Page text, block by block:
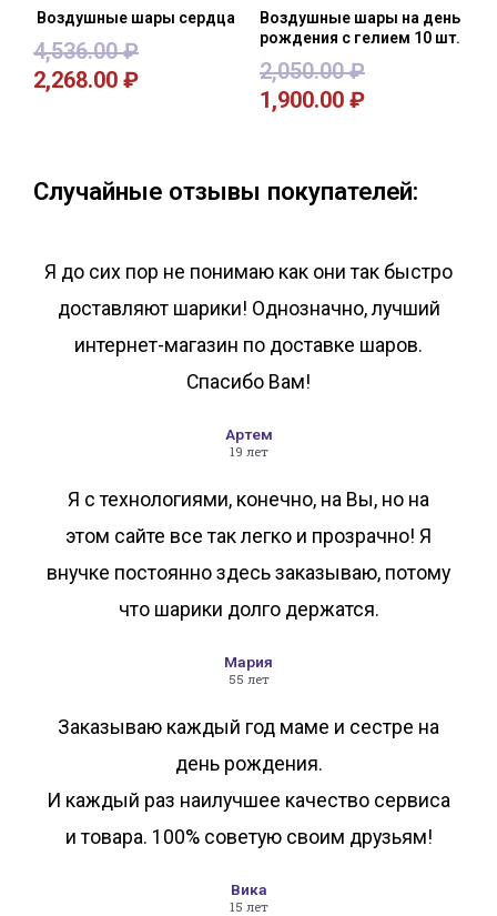
Воздушные шары сердца
4,536.00₽
2,268.00 ₽
Воздушные шары на день
рождения с гелием 10 шт.
2,050.00₽
1,900.00 ₽
Случайные отзывы покупателей:
Я до сих пор не понимаю как они так быстро
доставляют шарики! Однозначно, лучший
интернет-магазин по доставке шаров.
Спасибо Вам!
Артем
19 лет
Я с технологиями, конечно, на Вы, но на
этом сайте все так легко и прозрачно! Я
внучке постоянно здесь заказываю, потому
что шарики долго держатся.
Мария
55 лет
Заказываю каждый год маме и сестре на
день рождения.
И каждый раз наилучшее качество сервиса
и товара. 100% советую своим друзьям!
Вика
15 лет